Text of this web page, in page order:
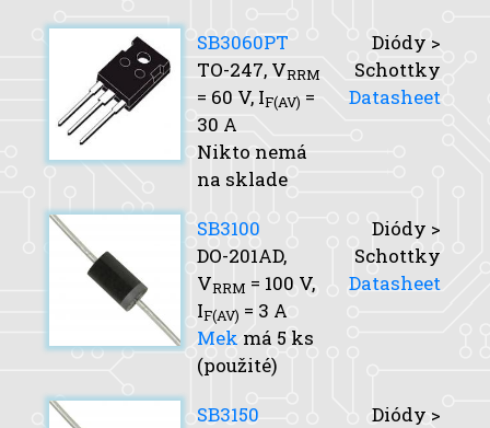
SB3060PT
TO-247, VRRM
= 60 V, IF(AV) =
30 A
Nikto nemá
na sklade
Diódy >
Schottky
Datasheet
SB3100
DO-201AD,
VRRM = 100 V,
IF(AV) = 3 A
Mek má 5 ks
(použité)
Diódy >
Schottky
Datasheet
SB3150
Diódy >